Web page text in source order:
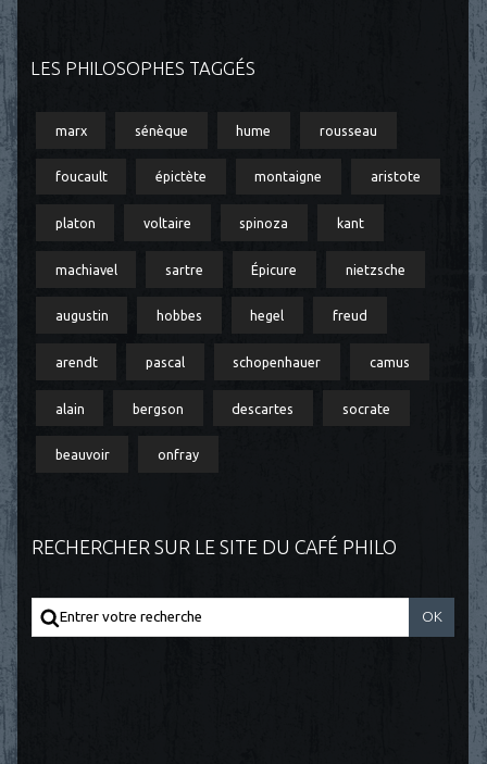
LES PHILOSOPHES TAGGÉS
marx sénèque hume rousseau
foucault épictète montaigne aristote
platon voltaire spinoza kant
machiavel sartre Épicure nietzsche
augustin hobbes hegel freud
arendt pascal schopenhauer camus
alain bergson descartes socrate
beauvoir onfray
RECHERCHER SUR LE SITE DU CAFÉ PHILO